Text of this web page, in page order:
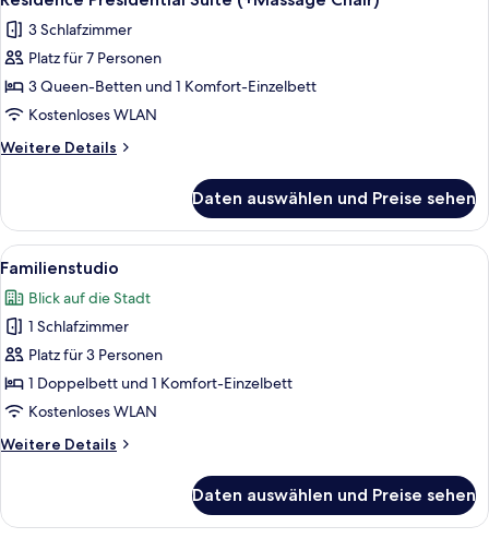
Studio)
Fotos
für
Residence
Presidential
Suite
(+Massage
Chair)
3 Schlafzimmer
Platz für 7 Personen
3 Queen-Betten und 1 Komfort-Einzelbett
Kostenloses WLAN
Weitere Details
Weitere
Presidential
Suite
(+Massage
Daten auswählen und Preise sehen
Alle
Fotos
für
Familienstudio
anzeigen
Ein modernes Hotelzimmer mit
4
Familienstudio
Blick auf die Stadt
1 Schlafzimmer
Platz für 3 Personen
1 Doppelbett und 1 Komfort-Einzelbett
Kostenloses WLAN
Weitere Details
Weitere
Daten auswählen und Preise sehen